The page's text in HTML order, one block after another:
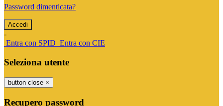
Password dimenticata?
-
Entra con SPID Entra con CIE
Seleziona utente
button close ×
Recupero password